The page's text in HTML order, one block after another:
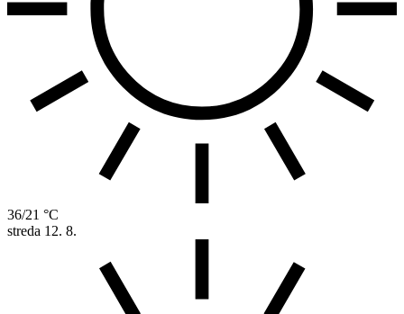
36/21 °C
streda 12. 8.